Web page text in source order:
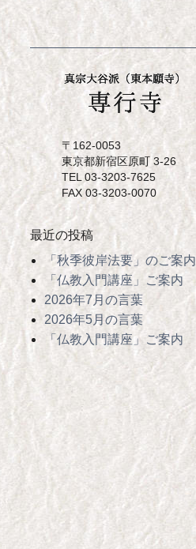
〒162-0053
東京都新宿区原町 3-26
TEL 03-3203-7625
FAX 03-3203-0070
最近の投稿
「秋季彼岸法要」のご案内
「仏教入門講座」ご案内
2026年7月の言葉
2026年5月の言葉
「仏教入門講座」ご案内